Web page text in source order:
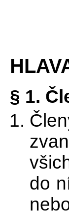
§ 1.
do